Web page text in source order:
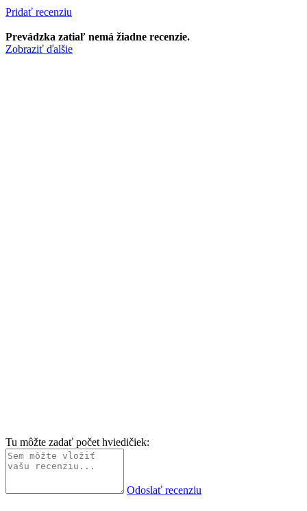
Pridať recenziu
Prevádzka zatiaľ nemá žiadne recenzie.
Zobraziť ďalšie
Tu môžte zadať počet hviedičiek:
Odoslať recenziu